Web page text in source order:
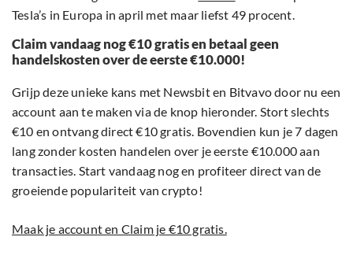
Tesla’s in Europa in april met maar liefst 49 procent.
Claim vandaag nog €10 gratis en betaal geen
handelskosten over de eerste €10.000!
Grijp deze unieke kans met Newsbit en Bitvavo door nu een
account aan te maken via de knop hieronder. Stort slechts
€10 en ontvang direct €10 gratis. Bovendien kun je 7 dagen
lang zonder kosten handelen over je eerste €10.000 aan
transacties. Start vandaag nog en profiteer direct van de
groeiende populariteit van crypto!
Maak je account en Claim je €10 gratis.